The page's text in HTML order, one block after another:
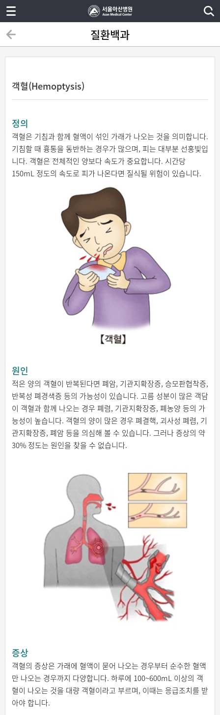
질환백과
객혈(Hemoptysis)
정의
객혈은 기침과 함께 혈액이 섞인 가래가 나오는 것을 의미합니다.
기침할 때 흉통을 동반하는 경우가 많으며, 피는 대부분 선홍빛입
니다. 객혈은 전체적인 양보다 속도가 중요합니다. 시간당
150mL 정도의 속도로 피가 나온다면 질식될 위험이 있습니다.
원인
적은 양의 객혈이 반복된다면 폐암, 기관지확장증, 승모판협착증,
반복성 폐경색증 등의 가능성이 있습니다. 고름 성분이 많은 객담
이 객혈과 함께 나오는 경우 폐렴, 기관지확장증, 폐농양 등의 가
능성이 높습니다. 객혈의 양이 많은 경우 폐결핵, 괴사성 폐렴, 기
관지확장증, 폐암 등을 의심해 볼 수 있습니다. 그러나 증상의 약
30% 정도는 원인을 찾을 수 없습니다.
증상
객혈의 증상은 가래에 혈액이 묻어 나오는 경우부터 순수한 혈액
만 나오는 경우까지 다양합니다. 하루에 100~600mL 이상의 객
혈이 나오는 것을 대량 객혈이라고 부르며, 이때는 응급조치를 받
아야 합니다.